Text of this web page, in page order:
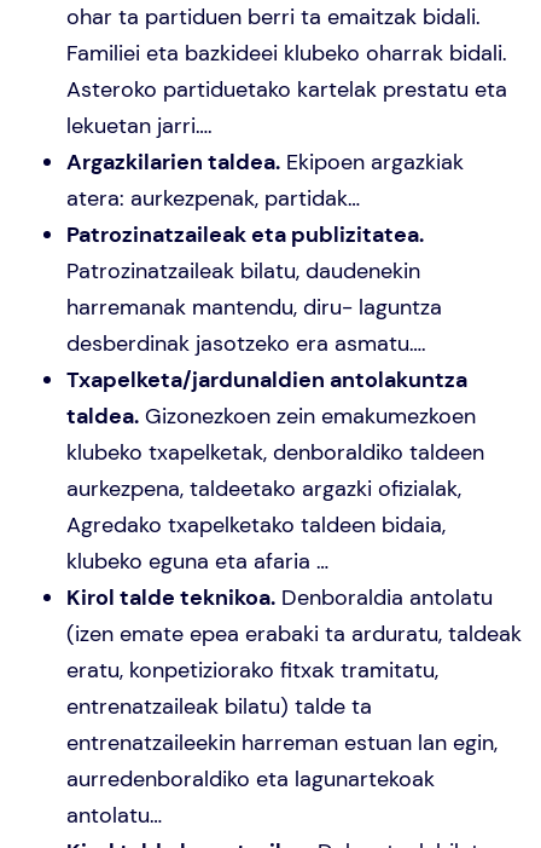
ohar ta partiduen berri ta emaitzak bidali.
Familiei eta bazkideei klubeko oharrak bidali.
Asteroko partiduetako kartelak prestatu eta
lekuetan jarri….
Argazkilarien taldea. Ekipoen argazkiak
atera: aurkezpenak, partidak…
Patrozinatzaileak eta publizitatea.
Patrozinatzaileak bilatu, daudenekin
harremanak mantendu, diru- laguntza
desberdinak jasotzeko era asmatu….
Txapelketa/jardunaldien antolakuntza
taldea. Gizonezkoen zein emakumezkoen
klubeko txapelketak, denboraldiko taldeen
aurkezpena, taldeetako argazki ofizialak,
Agredako txapelketako taldeen bidaia,
klubeko eguna eta afaria …
Kirol talde teknikoa. Denboraldia antolatu
(izen emate epea erabaki ta arduratu, taldeak
eratu, konpetiziorako fitxak tramitatu,
entrenatzaileak bilatu) talde ta
entrenatzaileekin harreman estuan lan egin,
aurredenboraldiko eta lagunartekoak
antolatu…